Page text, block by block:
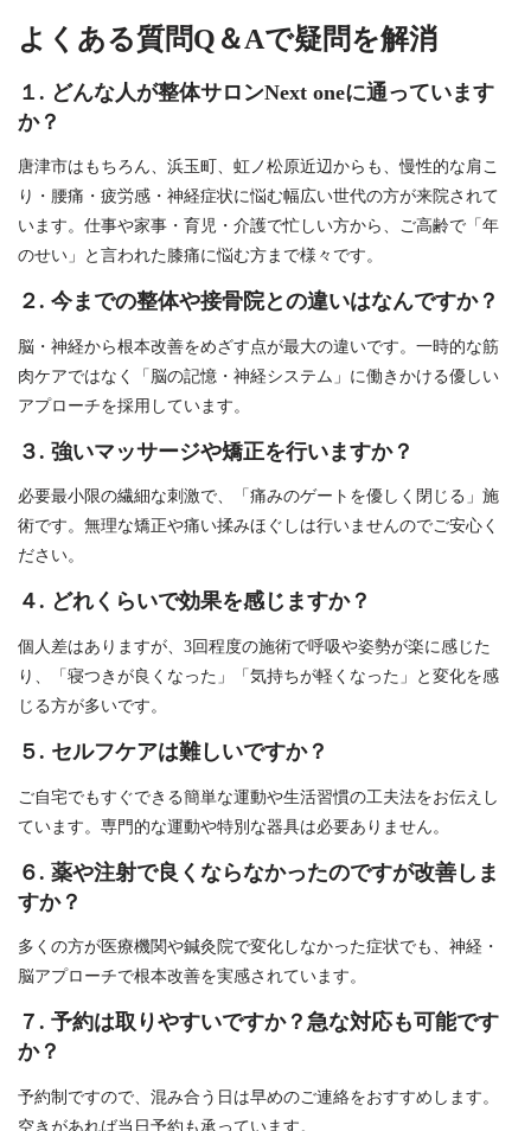
よくある質問Q＆Aで疑問を解消
１. どんな人が整体サロンNext oneに通っています
か？
唐津市はもちろん、浜玉町、虹ノ松原近辺からも、慢性的な肩こ
り・腰痛・疲労感・神経症状に悩む幅広い世代の方が来院されて
います。仕事や家事・育児・介護で忙しい方から、ご高齢で「年
のせい」と言われた膝痛に悩む方まで様々です。
２. 今までの整体や接骨院との違いはなんですか？
脳・神経から根本改善をめざす点が最大の違いです。一時的な筋
肉ケアではなく「脳の記憶・神経システム」に働きかける優しい
アプローチを採用しています。
３. 強いマッサージや矯正を行いますか？
必要最小限の繊細な刺激で、「痛みのゲートを優しく閉じる」施
術です。無理な矯正や痛い揉みほぐしは行いませんのでご安心く
ださい。
４. どれくらいで効果を感じますか？
個人差はありますが、3回程度の施術で呼吸や姿勢が楽に感じた
り、「寝つきが良くなった」「気持ちが軽くなった」と変化を感
じる方が多いです。
５. セルフケアは難しいですか？
ご自宅でもすぐできる簡単な運動や生活習慣の工夫法をお伝えし
ています。専門的な運動や特別な器具は必要ありません。
６. 薬や注射で良くならなかったのですが改善しま
すか？
多くの方が医療機関や鍼灸院で変化しなかった症状でも、神経・
脳アプローチで根本改善を実感されています。
７. 予約は取りやすいですか？急な対応も可能です
か？
予約制ですので、混み合う日は早めのご連絡をおすすめします。
空きがあれば当日予約も承っています。